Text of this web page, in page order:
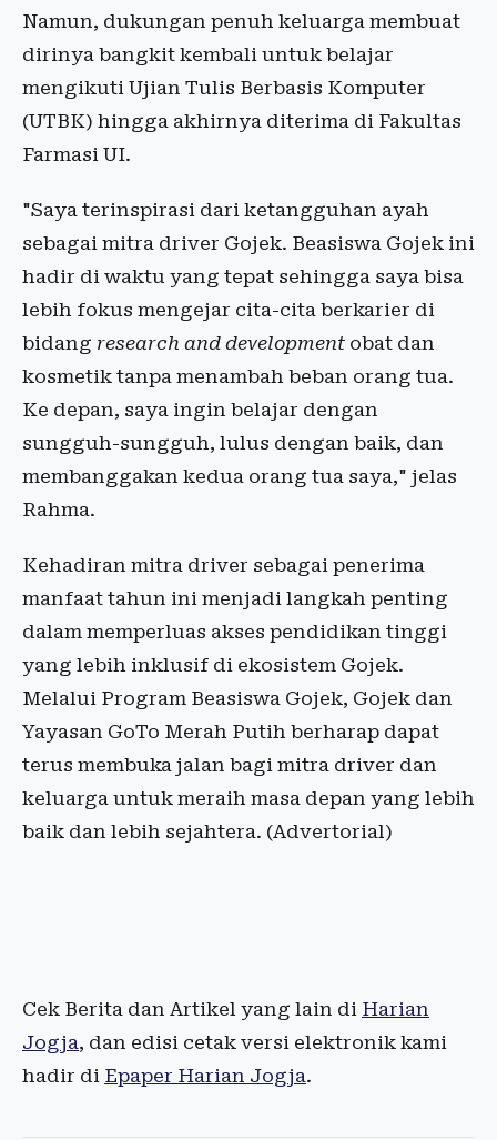
Namun, dukungan penuh keluarga membuat
dirinya bangkit kembali untuk belajar
mengikuti Ujian Tulis Berbasis Komputer
(UTBK) hingga akhirnya diterima di Fakultas
Farmasi UI.
"Saya terinspirasi dari ketangguhan ayah
sebagai mitra driver Gojek. Beasiswa Gojek ini
hadir di waktu yang tepat sehingga saya bisa
lebih fokus mengejar cita-cita berkarier di
bidang research and development obat dan
kosmetik tanpa menambah beban orang tua.
Ke depan, saya ingin belajar dengan
sungguh-sungguh, lulus dengan baik, dan
membanggakan kedua orang tua saya," jelas
Rahma.
Kehadiran mitra driver sebagai penerima
manfaat tahun ini menjadi langkah penting
dalam memperluas akses pendidikan tinggi
yang lebih inklusif di ekosistem Gojek.
Melalui Program Beasiswa Gojek, Gojek dan
Yayasan GoTo Merah Putih berharap dapat
terus membuka jalan bagi mitra driver dan
keluarga untuk meraih masa depan yang lebih
baik dan lebih sejahtera. (Advertorial)
Cek Berita dan Artikel yang lain di Harian
Jogja, dan edisi cetak versi elektronik kami
hadir di Epaper Harian Jogja.